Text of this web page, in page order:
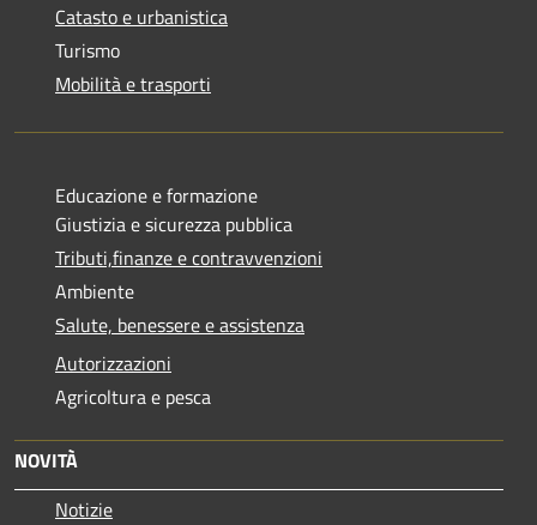
Catasto e urbanistica
Turismo
Mobilità e trasporti
Educazione e formazione
Giustizia e sicurezza pubblica
Tributi,finanze e contravvenzioni
Ambiente
Salute, benessere e assistenza
Autorizzazioni
Agricoltura e pesca
NOVITÀ
Notizie